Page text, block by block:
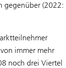
gegenüber (2022:
immer mehr
noch drei Viertel